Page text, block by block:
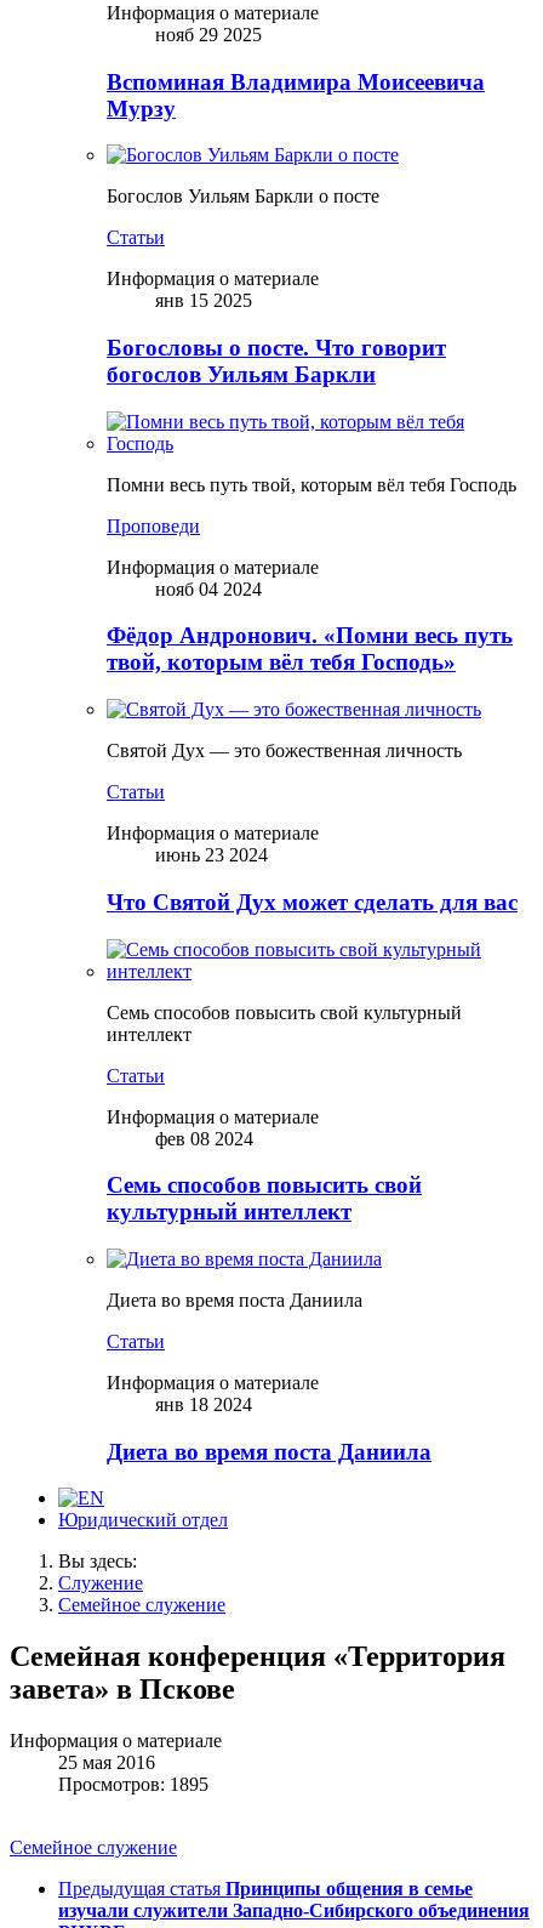
Информация о материале
нояб 29 2025
Вспоминая Владимира Моисеевича
Мурзу
Богослов Уильям Баркли о посте
Статьи
Информация о материале
янв 15 2025
Богословы о посте. Что говорит
богослов Уильям Баркли
Помни весь путь твой, которым вёл тебя Господь
Проповеди
Информация о материале
нояб 04 2024
Фёдор Андронович. «Помни весь путь
твой, которым вёл тебя Господь»
Святой Дух — это божественная личность
Статьи
Информация о материале
июнь 23 2024
Что Святой Дух может сделать для вас
Семь способов повысить свой культурный
интеллект
Статьи
Информация о материале
фев 08 2024
Семь способов повысить свой
культурный интеллект
Диета во время поста Даниила
Статьи
Информация о материале
янв 18 2024
Диета во время поста Даниила
Юридический отдел
Вы здесь:
Служение
Семейное служение
Семейная конференция «Территория
завета» в Пскове
Информация о материале
25 мая 2016
Просмотров: 1895
Семейное служение
Предыдущая статья Принципы общения в семье
изучали служители Западно-Сибирского объединения